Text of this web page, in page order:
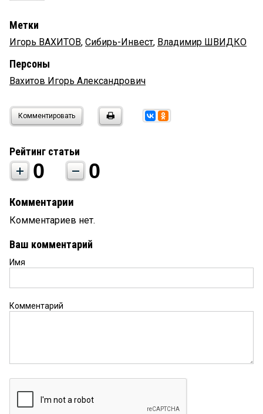
Метки
Игорь ВАХИТОВ, Сибирь-Инвест, Владимир ШВИДКО
Персоны
Вахитов Игорь Александрович
Комментировать
Рейтинг статьи
0 0
Комментарии
Комментариев нет.
Ваш комментарий
Имя
Комментарий